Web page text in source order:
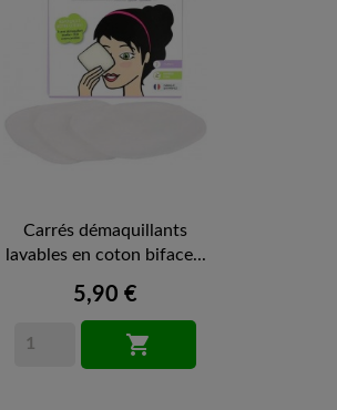
Carrés démaquillants
lavables en coton biface...
5,90 €
